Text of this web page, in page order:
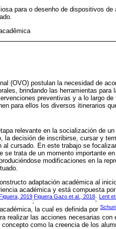
para o desenho de dispositivos de
(OVO) postulan la necesidad de
brindando las herramientas para
preventivas y a lo largo
para ellos los diversos itinerarios
relevante en la socialización de
la decisión de inscribirse, cursar y
cursado. En este trabajo se
trata de un momento importante
modificaciones en la
adaptación académica al
académica y está compuesta
2019
;
Figuera Gazo et al., 2018; Lent
la cual es definida por
realizar las acciones necesarias con
como la creencia de los